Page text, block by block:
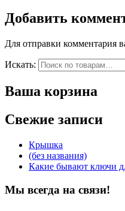
Добавить
Для отправки комментария
Искать:
Ваша корзина
Свежие записи
Крышка
(без названия)
Какие бывают ключи
Мы всегда на связи!